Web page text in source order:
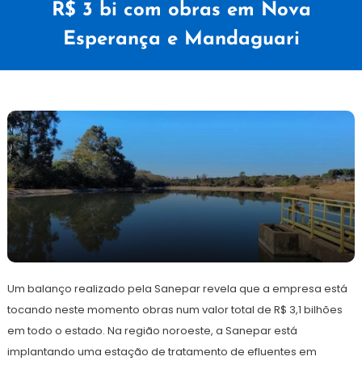
R$ 3 bi com obras em Nova
Esperança e Mandaguari
25
julho
de
Redação
Um balanço realizado pela Sanepar revela que a empresa está
tocando neste momento obras num valor total de R$ 3,1 bilhões
em todo o estado. Na região noroeste, a Sanepar está
implantando uma estação de tratamento de efluentes em